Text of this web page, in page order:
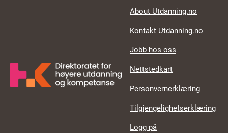
About Utdanning.no
Kontakt Utdanning.no
Jobb hos oss
Nettstedkart
Personvernerklæring
Tilgjengelighetserklæring
Logg på